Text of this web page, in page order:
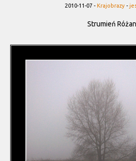
2010-11-07 - Categories
Krajobrazy-
Strumień